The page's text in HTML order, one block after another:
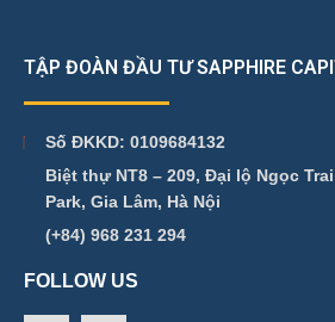
TẬP ĐOÀN ĐẦU TƯ SAPPHIRE
Số ĐKKD: 0109684132
Biệt thự NT8 – 209, Đại lộ Ngọc
Park, Gia Lâm, Hà Nội
(+84) 968 231 294
FOLLOW US